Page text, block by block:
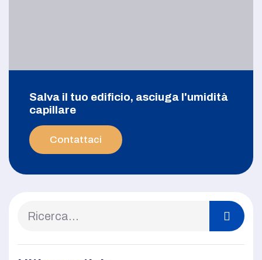
Salva il tuo edificio, asciuga l'umidità
capillare
Contattaci